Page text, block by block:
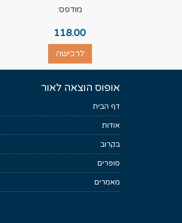
מודפס:
118.00
לרכישה
אופוס הוצאה לאור
דף הבית
אודות
בקרוב
סופרים
מאמרים